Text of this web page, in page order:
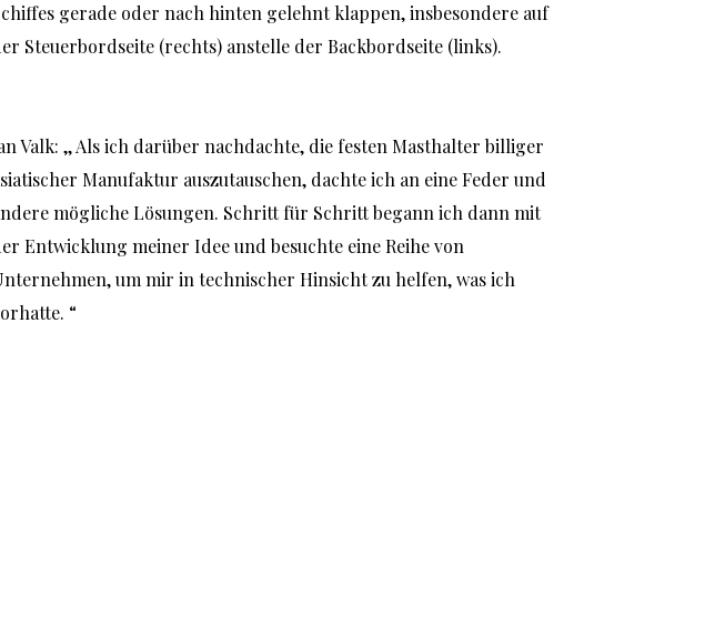
gerade oder nach hinten gelehnt klappen, insbesondere auf
Steuerbordseite (rechts) anstelle der Backbordseite (links).
Valk: ,, Als ich darüber nachdachte, die festen Masthalter billiger
Manufaktur auszutauschen, dachte ich an eine Feder und
mögliche Lösungen. Schritt für Schritt begann ich dann mit
Entwicklung meiner Idee und besuchte eine Reihe von
um mir in technischer Hinsicht zu helfen, was ich
“